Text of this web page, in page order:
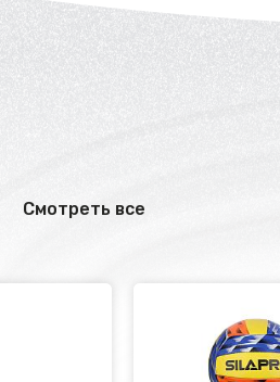
Смотреть все